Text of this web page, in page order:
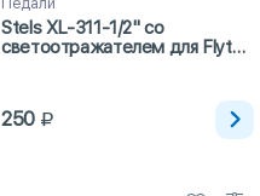
Педали
Stels XL-311-1/2" со
светоотражателем для Flyte
250